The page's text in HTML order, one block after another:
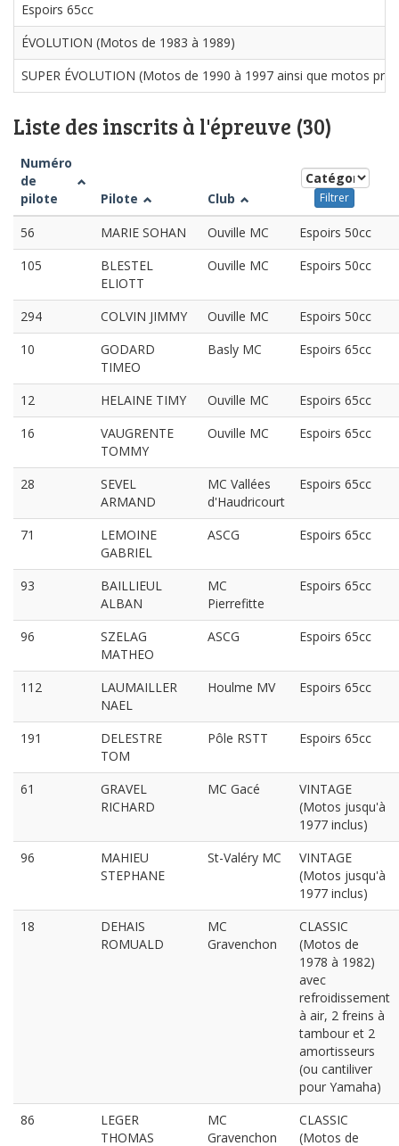
Espoirs 65cc
ÉVOLUTION (Motos de 1983 à 1989)
SUPER ÉVOLUTION (Motos de 1990 à 1997 ainsi que motos
Liste des inscrits à l'épreuve (30)
Numéro
de
pilote
Pilote Club Filtrer
56 MARIE SOHAN Ouville MC
Espoirs 50cc
105
BLESTEL
ELIOTT
Ouville MC Espoirs 50cc
294 COLVIN JIMMY Ouville MC
Espoirs 50cc
10
GODARD
TIMEO
Basly MC Espoirs 65cc
12 HELAINE TIMY Ouville MC
Espoirs 65cc
16
VAUGRENTE
TOMMY
Ouville MC Espoirs 65cc
28
SEVEL
ARMAND
MC Vallées
d'Haudricourt
Espoirs 65cc
71
LEMOINE
GABRIEL
ASCG Espoirs 65cc
93
BAILLIEUL
ALBAN
MC
Pierrefitte
Espoirs 65cc
96
SZELAG
MATHEO
ASCG Espoirs 65cc
112
LAUMAILLER
NAEL
Houlme MV Espoirs 65cc
191
DELESTRE
TOM
Pôle RSTT Espoirs 65cc
61
GRAVEL
RICHARD
MC Gacé
VINTAGE
(Motos jusqu'à
1977 inclus)
96
MAHIEU
STEPHANE
St-Valéry MC
VINTAGE
(Motos jusqu'à
1977 inclus)
18
DEHAIS
ROMUALD
MC
Gravenchon
CLASSIC
(Motos de
1978 à 1982)
avec
refroidissement
à air, 2 freins à
tambour et 2
amortisseurs
(ou cantiliver
pour Yamaha)
86
LEGER
THOMAS
MC
Gravenchon
CLASSIC
(Motos de